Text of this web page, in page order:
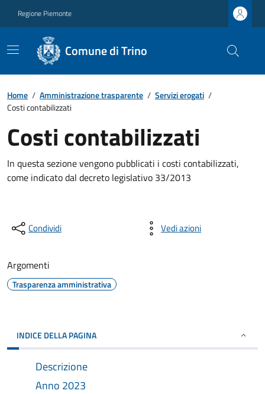
Regione Piemonte
Comune di Trino
Home / Amministrazione trasparente / Servizi erogati /
Costi contabilizzati
Costi contabilizzati
In questa sezione vengono pubblicati i costi contabilizzati,
come indicato dal decreto legislativo 33/2013
Condividi Vedi azioni
Argomenti
Trasparenza amministrativa
INDICE DELLA PAGINA
Descrizione
Anno 2023